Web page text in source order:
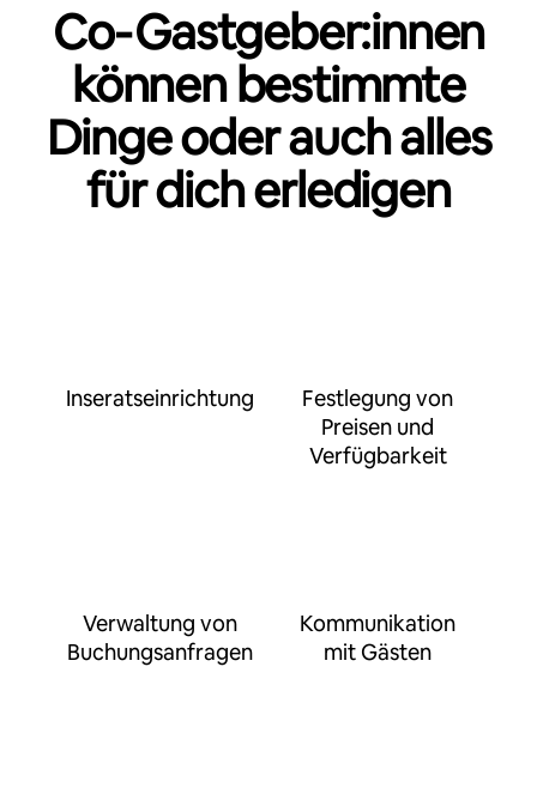
Co‑Gastgeber:innen
können bestimmte
Dinge oder auch alles
für dich erledigen
Inseratseinrichtung
Festlegung von
Preisen und
Verfügbarkeit
Verwaltung von
Buchungsanfragen
Kommunikation
mit Gästen